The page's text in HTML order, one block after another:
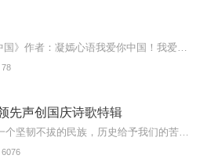
78
先声创国庆诗歌特辑
6076